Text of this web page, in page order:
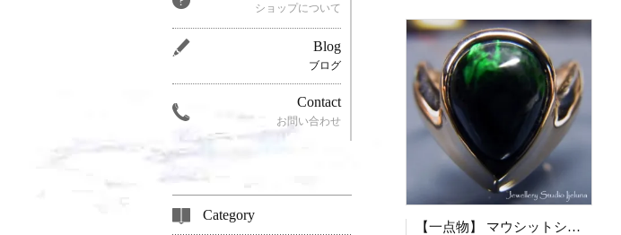
【一点物】 マウシットシットのK5リング（ピンクゴールド）
ショップについて
Blog
ブログ
Contact
お問い合わせ
Category